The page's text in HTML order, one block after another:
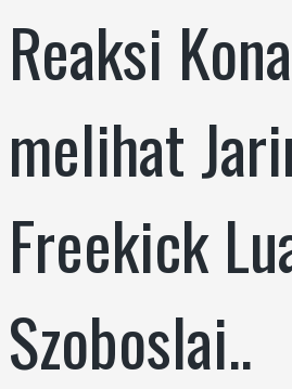
Reaksi
melihat
Freekick
Szoboslai..